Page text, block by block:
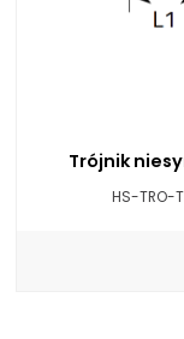
Trójnik
HS-TRO-